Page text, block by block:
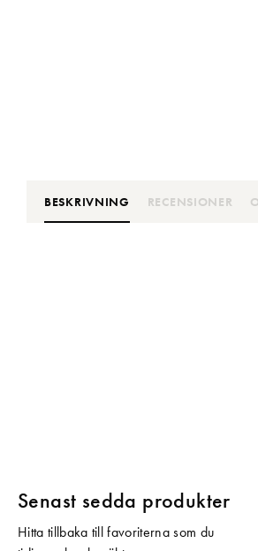
BESKRIVNING RECENSIONER
Senast sedda produkter
Hitta tillbaka till favoriterna som du